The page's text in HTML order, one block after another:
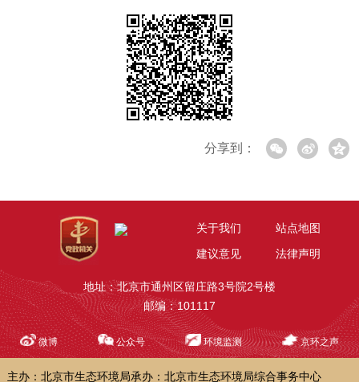
分享到：
关于我们
站点地图
建议意见
法律声明
地址：北京市通州区留庄路3号院2号楼
邮编：101117
微博 公众号 环境监测 京环之声
主办：北京市生态环境局承办：北京市生态环境局综合事务中心